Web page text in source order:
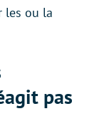
les ou la
pas